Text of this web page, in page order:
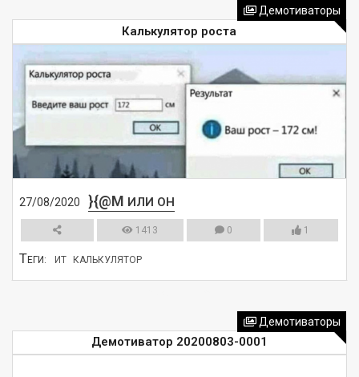
Калькулятор роста
27/08/2020 }{@M ИЛИ ОН
1413 0 1
Демотиваторы
ТЕГИ: ИТ КАЛЬКУЛЯТОР
Демотиватор 20200803-0001
Демотиваторы